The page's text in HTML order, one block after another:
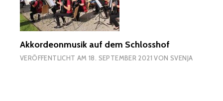
Akkordeonmusik auf dem Schlosshof
VERÖFFENTLICHT AM18. SEPTEMBER 2021 VONSVENJA